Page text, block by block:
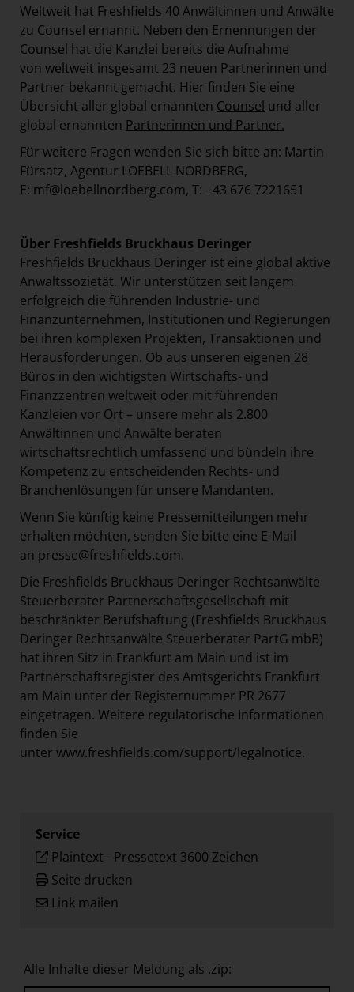
Weltweit hat Freshfields 40 Anwältinnen und Anwälte
zu Counsel ernannt. Neben den Ernennungen der
Counsel hat die Kanzlei bereits die Aufnahme
von weltweit insgesamt 23 neuen Partnerinnen und
Partner bekannt gemacht. Hier finden Sie eine
Übersicht aller global ernannten Counsel und aller
global ernannten Partnerinnen und Partner.
Für weitere Fragen wenden Sie sich bitte an: Martin
Fürsatz, Agentur LOEBELL NORDBERG,
E: mf@loebellnordberg.com, T: +43 676 7221651
Über Freshfields Bruckhaus Deringer
Freshfields Bruckhaus Deringer ist eine global aktive
Anwaltssozietät. Wir unterstützen seit langem
erfolgreich die führenden Industrie- und
Finanzunternehmen, Institutionen und Regierungen
bei ihren komplexen Projekten, Transaktionen und
Herausforderungen. Ob aus unseren eigenen 28
Büros in den wichtigsten Wirtschafts- und
Finanzzentren weltweit oder mit führenden
Kanzleien vor Ort – unsere mehr als 2.800
Anwältinnen und Anwälte beraten
wirtschaftsrechtlich umfassend und bündeln ihre
Kompetenz zu entscheidenden Rechts- und
Branchenlösungen für unsere Mandanten.
Wenn Sie künftig keine Pressemitteilungen mehr
erhalten möchten, senden Sie bitte eine E-Mail
an presse@freshfields.com.
Die Freshfields Bruckhaus Deringer Rechtsanwälte
Steuerberater Partnerschaftsgesellschaft mit
beschränkter Berufshaftung (Freshfields Bruckhaus
Deringer Rechtsanwälte Steuerberater PartG mbB)
hat ihren Sitz in Frankfurt am Main und ist im
Partnerschaftsregister des Amtsgerichts Frankfurt
am Main unter der Registernummer PR 2677
eingetragen. Weitere regulatorische Informationen
finden Sie
unter www.freshfields.com/support/legalnotice.
Service
Plaintext - Pressetext 3600 Zeichen
Seite drucken
Link mailen
Alle Inhalte dieser Meldung als .zip: